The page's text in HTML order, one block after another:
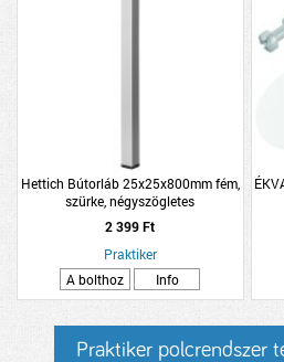
Hettich Bútorláb 25x25x800mm fém,
szürke, négyszögletes
2 399 Ft
Praktiker
A bolthoz
Info
Praktiker polcrendszer